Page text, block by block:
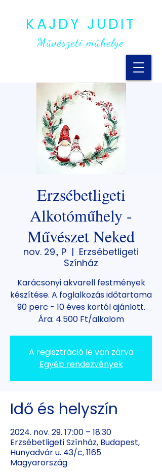
KAJDY JUDIT
Művészeti műhelye
Erzsébetligeti
Alkotóműhely -
Művészet Neked
nov. 29., P
  |
Erzsébetligeti
Színház
Karácsonyi akvarell festmények
készítése. A foglalkozás időtartama
90 perc - 10 éves kortól ajánlott.
Ára: 4.500 Ft/alkalom
A regisztráció le van zárva
Egyéb rendezvények
Idő és helyszín
2024. nov. 29. 17:00 – 18:30
Erzsébetligeti Színház, Budapest,
Hunyadvár u. 43/c, 1165
Magyarország